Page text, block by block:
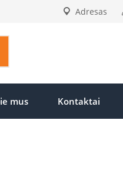
Adresas
mus Kontaktai